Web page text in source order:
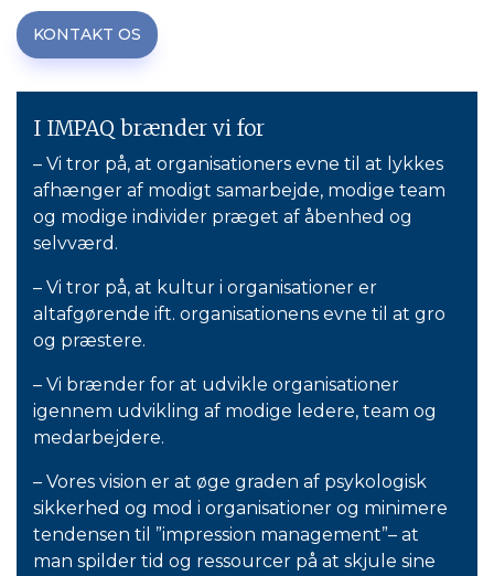
KONTAKT OS
I IMPAQ brænder vi for
– Vi tror på, at organisationers evne til at lykkes
afhænger af modigt samarbejde, modige team
og modige individer præget af åbenhed og
selvværd.
– Vi tror på, at kultur i organisationer er
altafgørende ift. organisationens evne til at gro
og præstere.
– Vi brænder for at udvikle organisationer
igennem udvikling af modige ledere, team og
medarbejdere.
– Vores vision er at øge graden af psykologisk
sikkerhed og mod i organisationer og minimere
tendensen til ”impression management”– at
man spilder tid og ressourcer på at skjule sine